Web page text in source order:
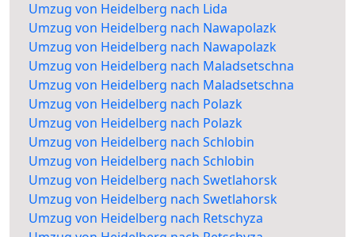
Umzug von Heidelberg nach Lida
Umzug von Heidelberg nach Nawapolazk
Umzug von Heidelberg nach Nawapolazk
Umzug von Heidelberg nach Maladsetschna
Umzug von Heidelberg nach Maladsetschna
Umzug von Heidelberg nach Polazk
Umzug von Heidelberg nach Polazk
Umzug von Heidelberg nach Schlobin
Umzug von Heidelberg nach Schlobin
Umzug von Heidelberg nach Swetlahorsk
Umzug von Heidelberg nach Swetlahorsk
Umzug von Heidelberg nach Retschyza